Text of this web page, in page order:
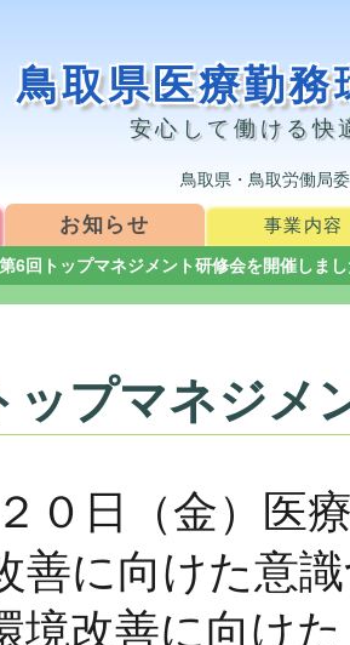
鳥取県医療勤
安心して働ける快
鳥取県・鳥取労働局
お知らせ 事業内容
6回トップマネジメント研修会を開催しま
ップマネジメ
０日（金）医
善に向けた意
境改善に向け